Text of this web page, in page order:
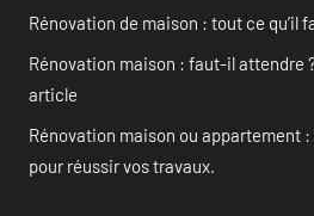
Rénovation de maison : tout ce qu’il
Rénovation maison : faut-il attendre
article
Rénovation maison ou appartement
pour réussir vos travaux.